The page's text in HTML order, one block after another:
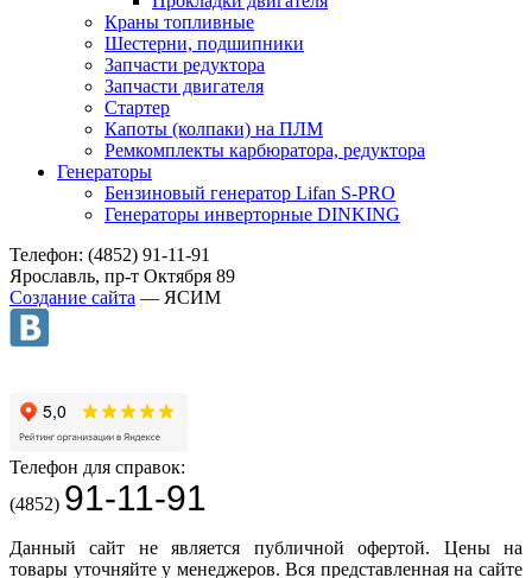
Краны топливные
Шестерни, подшипники
Запчасти редуктора
Запчасти двигателя
Стартер
Капоты (колпаки) на ПЛМ
Ремкомплекты карбюратора, редуктора
Генераторы
Бензиновый генератор Lifan S-PRO
Генераторы инверторные DINKING
Телефон: (4852) 91-11-91
Ярославль, пр-т Октября 89
Создание сайта — ЯСИМ
Телефон для справок:
(4852) 91-11-91
Данный сайт не является публичной офертой. Цены на
товары уточняйте у менеджеров. Вся представленная на сайте